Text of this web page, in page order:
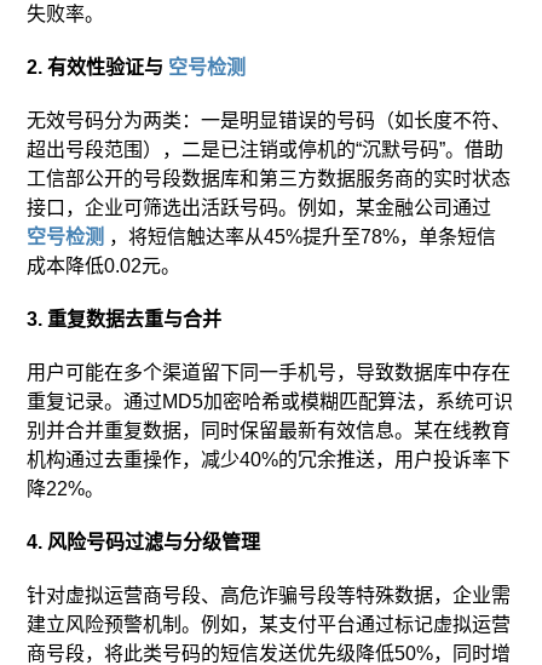
失败率。
2. 有效性验证与 空号检测
无效号码分为两类：一是明显错误的号码（如长度不符、
超出号段范围），二是已注销或停机的“沉默号码”。借助
工信部公开的号段数据库和第三方数据服务商的实时状态
接口，企业可筛选出活跃号码。例如，某金融公司通过
空号检测 ，将短信触达率从45%提升至78%，单条短信
成本降低0.02元。
3. 重复数据去重与合并
用户可能在多个渠道留下同一手机号，导致数据库中存在
重复记录。通过MD5加密哈希或模糊匹配算法，系统可识
别并合并重复数据，同时保留最新有效信息。某在线教育
机构通过去重操作，减少40%的冗余推送，用户投诉率下
降22%。
4. 风险号码过滤与分级管理
针对虚拟运营商号段、高危诈骗号段等特殊数据，企业需
建立风险预警机制。例如，某支付平台通过标记虚拟运营
商号段，将此类号码的短信发送优先级降低50%，同时增